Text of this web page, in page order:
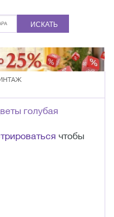
ИСКАТЬ
голубая
чтобы